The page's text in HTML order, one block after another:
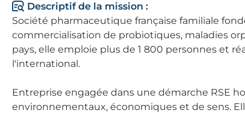
Descriptif de la mission :
Société pharmaceutique française familiale
commercialisation de probiotiques, maladies
pays, elle emploie plus de 1 800 personnes et
l'international.
Entreprise engagée dans une démarche RSE
environnementaux, économiques et de sens.